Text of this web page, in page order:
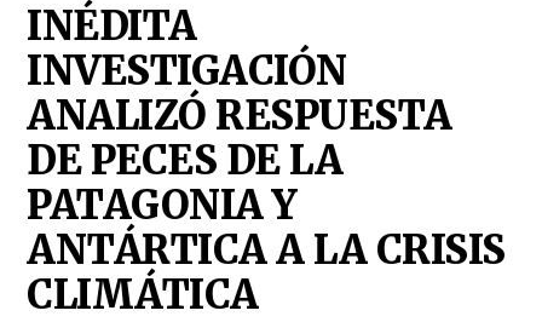
INÉDITA
INVESTIGACIÓN
ANALIZÓ RESPUESTA
DE PECES DE LA
PATAGONIA Y
ANTÁRTICA A LA CRISIS
CLIMÁTICA